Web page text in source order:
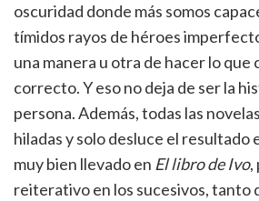
oscuridad donde más somos
tímidos rayos de héroes
una manera u otra de hacer lo que
correcto. Y eso no deja de ser la
persona. Además, todas las
hiladas y solo desluce el resultado
muy bien llevado en El libro de Ivo,
reiterativo en los sucesivos, tanto